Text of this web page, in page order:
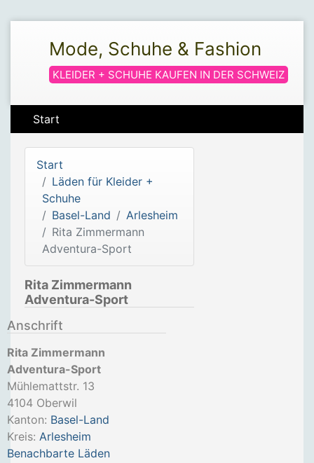
Mode, Schuhe & Fashion
KLEIDER + SCHUHE KAUFEN IN DER SCHWEIZ
Start
Start
Läden für Kleider +
Schuhe
Basel-Land
Arlesheim
Rita Zimmermann
Adventura-Sport
Rita Zimmermann
Adventura-Sport
Anschrift
Rita Zimmermann
Adventura-Sport
Mühlemattstr. 13
4104 Oberwil
Kanton: Basel-Land
Kreis: Arlesheim
Benachbarte Läden